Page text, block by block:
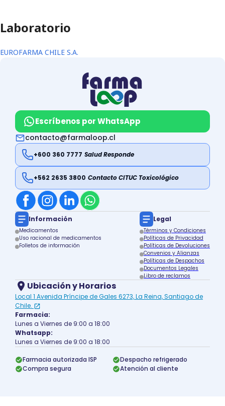
Laboratorio
EUROFARMA CHILE S.A.
Escríbenos por WhatsApp
contacto@farmaloop.cl
+600 360 7777 Salud Responde
+562 2635 3800 Contacto CITUC Toxicológico
Información
Medicamentos
Uso racional de medicamentos
Folletos de información
Legal
Términos y Condiciones
Políticas de Privacidad
Políticas de Devoluciones
Convenios y Alianzas
Políticas de Despachos
Documentos Legales
Libro de reclamos
Ubicación y Horarios
Local 1 Avenida Príncipe de Gales 6273, La Reina, Santiago de
Chile.
Farmacia:
Lunes a Viernes de 9:00 a 18:00
Whatsapp:
Lunes a Viernes de 9:00 a 18:00
Farmacia autorizada ISP
Despacho refrigerado
Compra segura
Atención al cliente